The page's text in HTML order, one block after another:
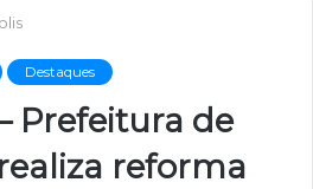
Destaques
Prefeitura de
reforma